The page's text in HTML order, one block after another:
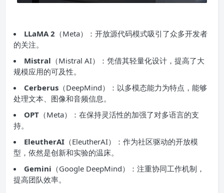
LLaMA 2 （Meta）：开放源代码模式吸引了众多开发者
的关注。
Mistral （Mistral AI）：凭借其轻量化设计，提高了大
规模应用的可及性。
Cerberus （DeepMind）：以多模态能力为特点，能够
处理文本、图像和音频信息。
OPT （Meta）：在保持灵活性的加强了对多语言的支
持。
EleutherAI （EleutherAI）：作为社区驱动的开放模
型，依然是创新和实验的温床。
Gemini （Google DeepMind）：注重协同工作机制，
提高团队效率。